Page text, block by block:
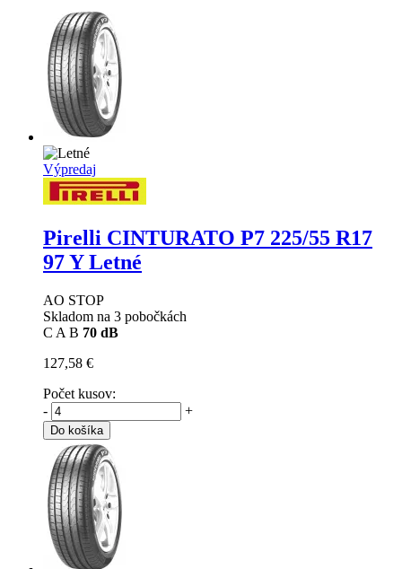
Výpredaj
Pirelli CINTURATO P7 225/55 R17
97 Y Letné
AO STOP
Skladom na 3 pobočkách
C A B 70 dB
127,58 €
Počet kusov:
-
+
Do košíka